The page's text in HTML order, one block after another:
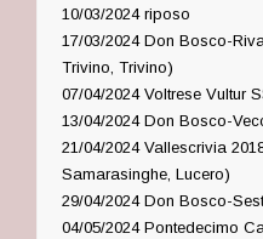
10/03/2024 riposo
17/03/2024 Don Bosco-
Trivino, Trivino)
07/04/2024 Voltrese Vultur
13/04/2024 Don Bosco-
21/04/2024 Vallescrivia
Samarasinghe, Lucero)
29/04/2024 Don Bosco-
04/05/2024 Pontedecimo